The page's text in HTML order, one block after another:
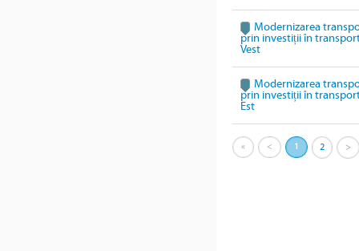
Modernizarea
prin investiții în
Vest
Modernizarea
prin investiții în
Est
« < 1 2 >